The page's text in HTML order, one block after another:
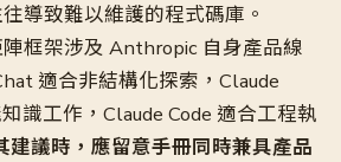
導致難以維護的程式碼庫。
框架涉及 Anthropic 自身產品線
適合非結構化探索，Claude
識工作，Claude Code 適合工程執
建議時，應留意手冊同時兼具產品